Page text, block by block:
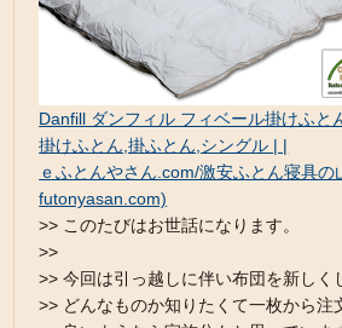
Danfill ダンフィル フィベール掛けふと
掛けふとん,掛ふとん,シングル | |
ｅふとんやさん.com/激安ふとん寝具の
futonyasan.com)
>> このたびはお世話になります。
>>
>> 今回は引っ越しに伴い布団を新しく
>> どんなものか知りたくて一枚から注